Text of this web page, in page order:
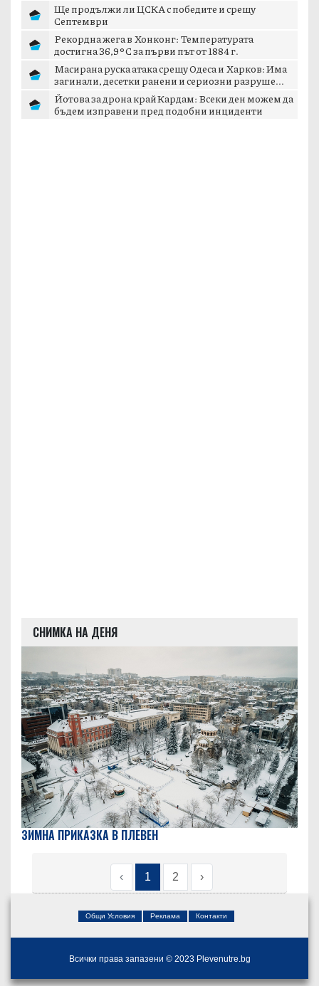
Ще продължи ли ЦСКА с победите и срещу
Септември
Рекордна жега в Хонконг: Температурата
достигна 36,9°C за първи път от 1884 г.
Масирана руска атака срещу Одеса и Харков: Има
загинали, десетки ранени и сериозни разруше...
Йотова за дрона край Кардам: Всеки ден можем да
бъдем изправени пред подобни инциденти
СНИМКА НА ДЕНЯ
ЗИМНА ПРИКАЗКА В ПЛЕВЕН
‹ 1 2 ›
Общи Условия Реклама Контакти
Всички права запазени © 2023 Plevenutre.bg